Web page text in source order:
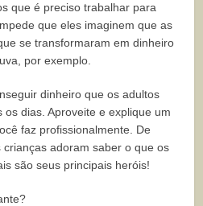
que é preciso trabalhar para
que eles imaginem que as
se transformaram em dinheiro
por exemplo.
dinheiro que os adultos
dias. Aproveite e explique um
faz profissionalmente. De
adoram saber o que os
são seus principais heróis!